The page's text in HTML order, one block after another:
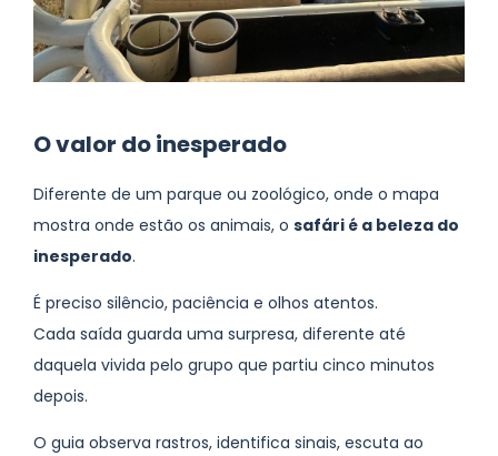
O valor do inesperado
Diferente de um parque ou zoológico, onde o mapa
mostra onde estão os animais, o safári é a beleza do
inesperado.
É preciso silêncio, paciência e olhos atentos.
Cada saída guarda uma surpresa, diferente até
daquela vivida pelo grupo que partiu cinco minutos
depois.
O guia observa rastros, identifica sinais, escuta ao